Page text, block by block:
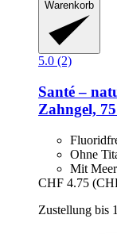
Warenkorb
5.0 (2)
Santé –
Zahngel,
Ohne
Mit
CHF 4.75
Zustellung bis